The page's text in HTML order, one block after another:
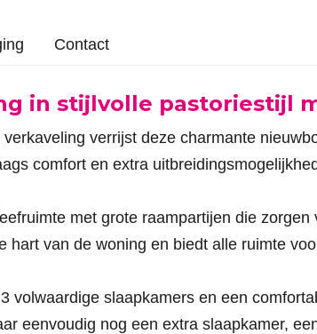
Contact
in stijlvolle pastoriestijl
verrijst deze charmante
comfort en extra
met grote raampartijen die
hart van de woning en biedt alle ruimte
volwaardige slaapkamers en een
eenvoudig nog een extra slaapkamer,